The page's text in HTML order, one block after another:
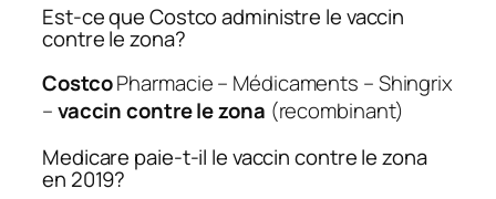
Est-ce que Costco administre le vaccin
contre le zona?
CostcoPharmacie – Médicaments – Shingrix
–vaccin contre le zona (recombinant)
Medicare paie-t-il le vaccin contre le zona
en 2019?